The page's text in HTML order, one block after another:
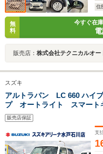
住
無
料
今すぐ在
販売店： 株式会社テクニカルオー
スズキ
アルトラパン LC 660 ハイ
プ オートライト スマー
アルミホイール プレミアム
巻きステアリングホイール(
ノイー搭載フルオートエアコ
販売店保証
支